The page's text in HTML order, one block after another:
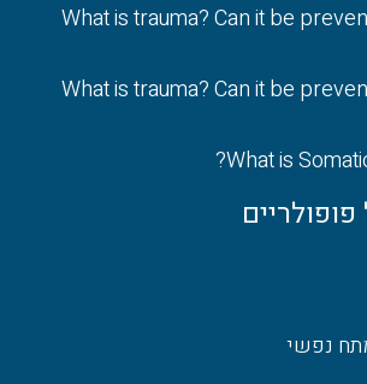
What is trauma? Can it be
What is trauma? Can it be
What is
נפשי